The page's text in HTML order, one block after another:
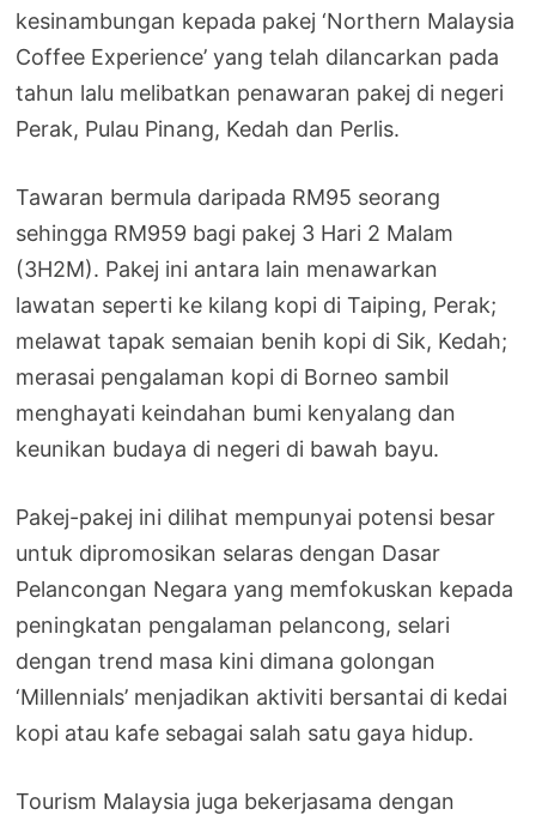
kesinambungan kepada pakej ‘Northern Malaysia
Coffee Experience’ yang telah dilancarkan pada
tahun lalu melibatkan penawaran pakej di negeri
Perak, Pulau Pinang, Kedah dan Perlis.
Tawaran bermula daripada RM95 seorang
sehingga RM959 bagi pakej 3 Hari 2 Malam
(3H2M). Pakej ini antara lain menawarkan
lawatan seperti ke kilang kopi di Taiping, Perak;
melawat tapak semaian benih kopi di Sik, Kedah;
merasai pengalaman kopi di Borneo sambil
menghayati keindahan bumi kenyalang dan
keunikan budaya di negeri di bawah bayu.
Pakej-pakej ini dilihat mempunyai potensi besar
untuk dipromosikan selaras dengan Dasar
Pelancongan Negara yang memfokuskan kepada
peningkatan pengalaman pelancong, selari
dengan trend masa kini dimana golongan
‘Millennials’ menjadikan aktiviti bersantai di kedai
kopi atau kafe sebagai salah satu gaya hidup.
Tourism Malaysia juga bekerjasama dengan